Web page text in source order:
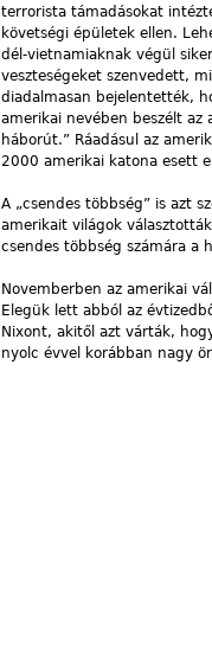
terrorista támadásokat
követségi épületek ellen.
dél-vietnamiaknak végül
veszteségeket szenvedett,
diadalmasan bejelentették,
amerikai nevében beszélt az
háborút.” Ráadásul az
2000 amerikai katona esett
A „csendes többség” is azt
amerikait világok
csendes többség számára a
Novemberben az amerikai
Elegük lett abból az
Nixont, akitől azt várták,
nyolc évvel korábban nagy